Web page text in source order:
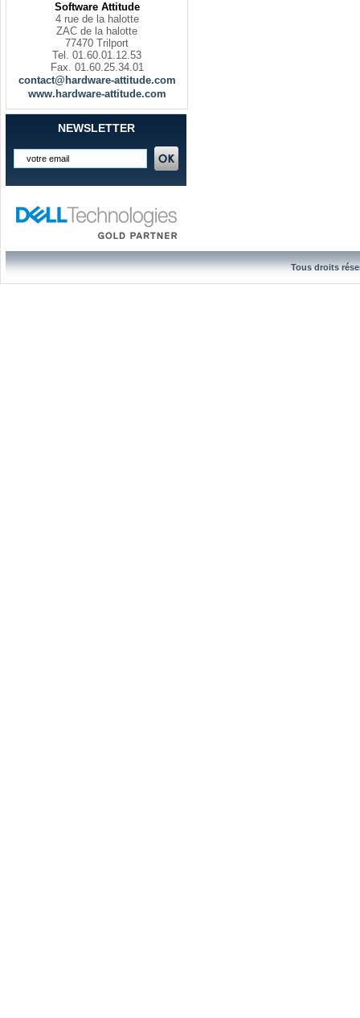
Software Attitude
4 rue de la halotte
ZAC de la halotte
77470 Trilport
Tel. 01.60.01.12.53
Fax. 01.60.25.34.01
contact@hardware-attitude.com
www.hardware-attitude.com
NEWSLETTER
Tous droits